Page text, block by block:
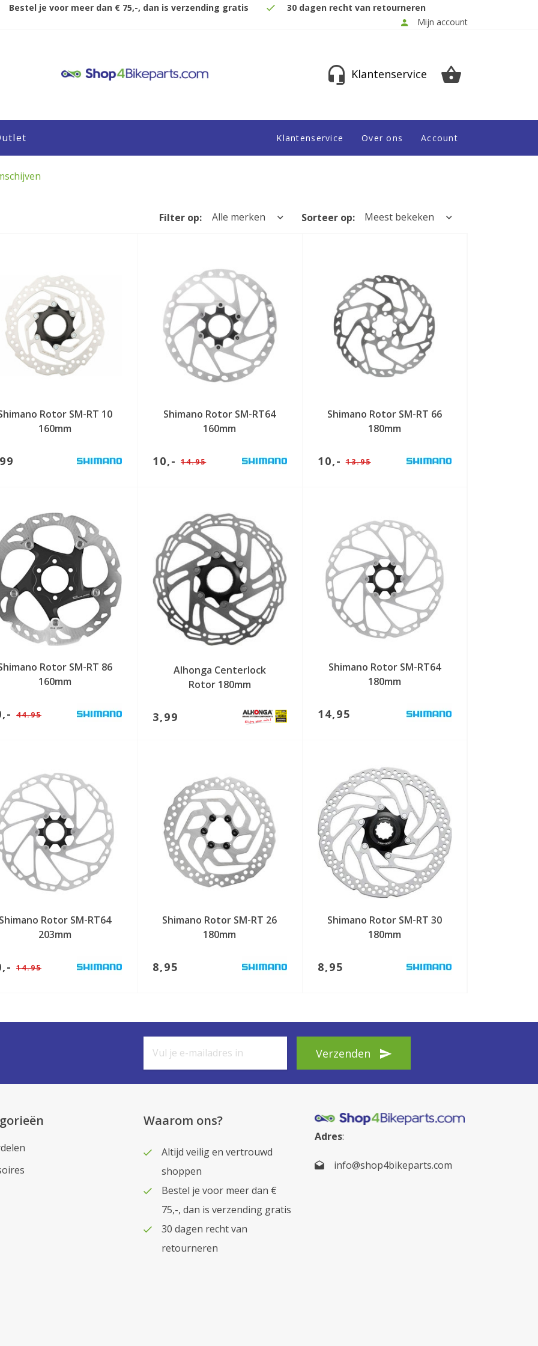
Bestel je voor meer dan € 75,-, dan is verzending gratis
30 dagen recht van retourneren
Mijn account
Klantenservice
Account
Over ons
Klantenservice
Filter op: Alle merken Sorteer op: Meest bekeken
Rotor SM-RT 10
160mm
Shimano Rotor SM-RT64
160mm
10,-14.95
Shimano Rotor SM-RT 66
180mm
10,-13.95
Rotor SM-RT 86
160mm
44.95
Alhonga Centerlock
Rotor 180mm
3,99
Shimano Rotor SM-RT64
180mm
14,95
Rotor SM-RT64
203mm
14.95
Shimano Rotor SM-RT 26
180mm
8,95
Shimano Rotor SM-RT 30
180mm
8,95
Verzenden
Waarom ons?
Altijd veilig en vertrouwd
shoppen
Bestel je voor meer dan €
75,-, dan is verzending gratis
30 dagen recht van
retourneren
Adres:
info@shop4bikeparts.com